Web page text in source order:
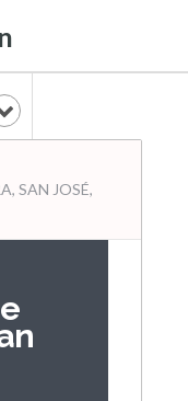
SAN JOSÉ,